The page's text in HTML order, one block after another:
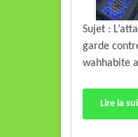
Sujet :
garde
wahhabite
Lire la